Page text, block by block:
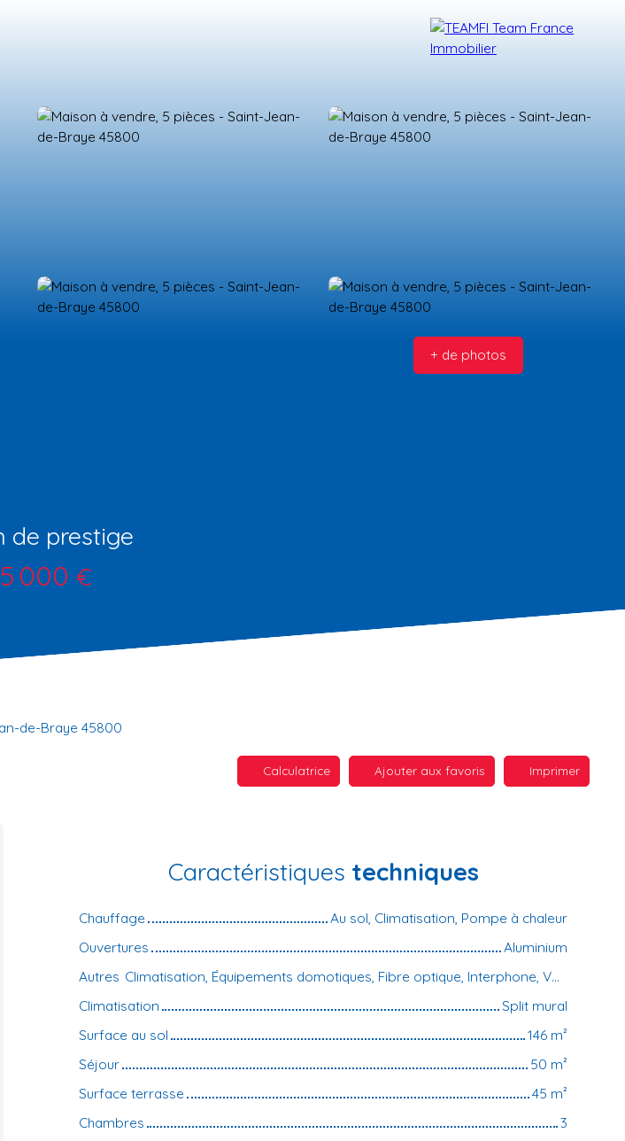
VENDRE LA TEAM RECRUTEMENT TÉMOIGNAGES NOS FORMATIONS BLOG CONTACT
+ de photos
de prestige
000 €
de-Braye 45800
Calculatrice Ajouter aux favoris Imprimer
Caractéristiques techniques
Chauffage
Au sol, Climatisation, Pompe à chaleur
Ouvertures
Aluminium
Autres
Climatisation, Équipements domotiques, Fibre optique, Interphone, Volets électriques
Climatisation
Split mural
Surface au sol
146 m²
Séjour
50 m²
Surface terrasse
45 m²
Chambres
3